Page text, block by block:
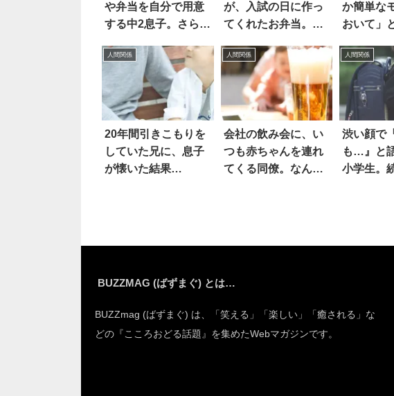
や弁当を自分で用意
する中2息子。さら
が、入試の日に作っ
てくれたお弁当。フ
た
か簡単な
おいて」
人間関係
20年間引きこもりを
していた兄に、息子
が懐いた結果…
人間関係
会社の飲み会に、い
つも赤ちゃんを連れ
てくる同僚。なんて
人間関係
渋い顔で
も…』と
小学生。
BUZZMAG (ばずまぐ) とは…
BUZZmag (ばずまぐ) は、「笑える」「楽しい」「癒される」な
どの『こころおどる話題』を集めたWebマガジンです。